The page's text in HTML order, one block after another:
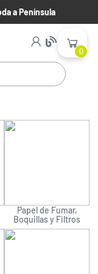
a Península
0
Papel de Fumar,
Boquillas y Filtros